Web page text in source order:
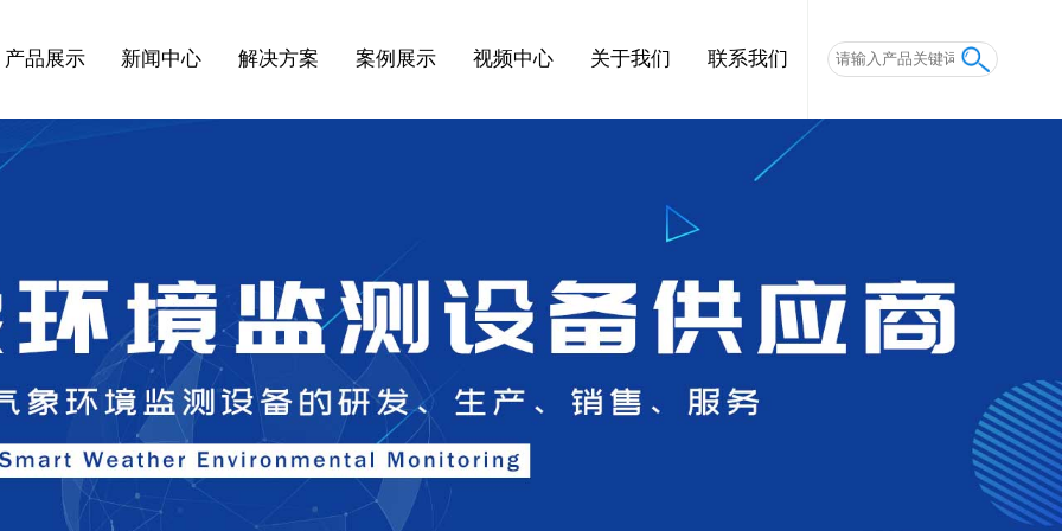
产品展示 新闻中心 解决方案 案例展示 视频中心 关于我们 联系我们